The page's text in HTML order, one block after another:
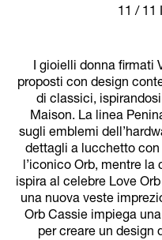
11 / 11
I gioielli donna firmati
proposti con design
di classici,
Maison. La linea
sugli emblemi
dettagli a lucchetto
l’iconico Orb, mentre
ispira al celebre Love
una nuova veste
Orb Cassie impiega
per creare un design